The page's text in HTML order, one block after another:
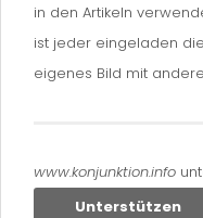
in den Artikeln
ist jeder eingeladen
eigenes Bild mit
www.konjunktion.info
Unterstützen